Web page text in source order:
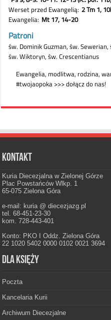
Kontakt
Kuria Diecezjalna w Zielonej Górze
Plac Powstańców Wlkp. 1
65-075 Zielona Góra
e-mail: kuria @ diecezjazg.pl
tel. 68-451-23-30
kom. 728-443-401
Konto: PKO I Oddz. Zielona Góra
22 1020 5402 0000 0102 0021 3694
Dla księży
Poczta
Kancelaria Kurii
Archiwum Diecezjalne